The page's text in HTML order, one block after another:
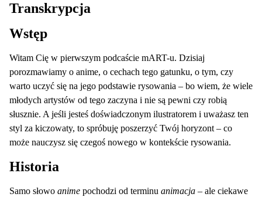
Transkrypcja
Wstęp
Witam Cię w pierwszym podcaście mART-u. Dzisiaj
porozmawiamy o anime, o cechach tego gatunku, o tym, czy
warto uczyć się na jego podstawie rysowania – bo wiem, że wiele
młodych artystów od tego zaczyna i nie są pewni czy robią
słusznie. A jeśli jesteś doświadczonym ilustratorem i uważasz ten
styl za kiczowaty, to spróbuję poszerzyć Twój horyzont – co
może nauczysz się czegoś nowego w kontekście rysowania.
Historia
Samo słowo anime pochodzi od terminu animacja – ale ciekawe